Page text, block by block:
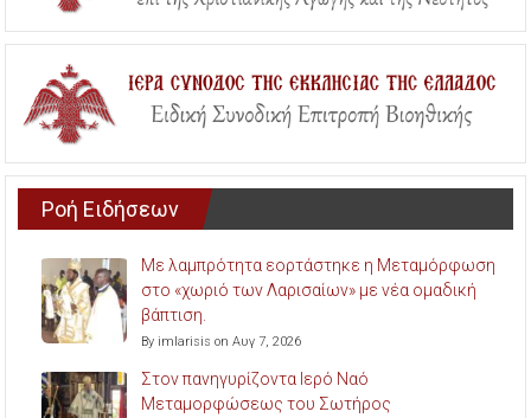
Ροή Ειδήσεων
Με λαμπρότητα εορτάστηκε η Μεταμόρφωση
στο «χωριό των Λαρισαίων» με νέα ομαδική
βάπτιση.
By imlarisis on Αυγ 7, 2026
Στον πανηγυρίζοντα Ιερό Ναό
Μεταμορφώσεως του Σωτήρος